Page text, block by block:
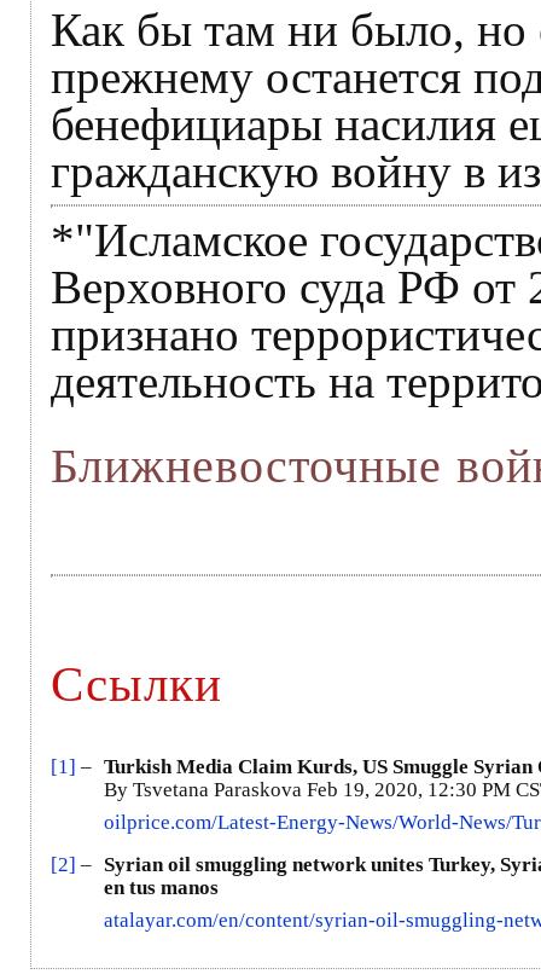
Как бы там ни было, но
прежнему останется
бенефициары насилия
гражданскую войну в
*"Исламское
Верховного суда РФ от
признано
деятельность на
Ближневосточные
Ссылки
[1] – Turkish Media Claim Kurds, US Smuggle
By Tsvetana Paraskova Feb 19, 2020, 12:30 PM
oilprice.com/Latest-Energy-News/World-News/
[2] – Syrian oil smuggling network unites Turkey,
en tus manos
atalayar.com/en/content/syrian-oil-smuggling-